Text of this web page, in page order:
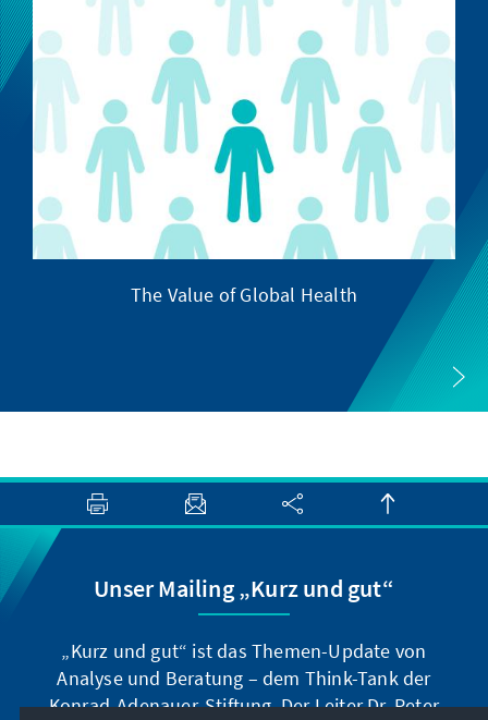
The Value of Global Health
Unser Mailing „Kurz und gut“
„Kurz und gut“ ist das Themen-Update von
Analyse und Beratung – dem Think-Tank der
Konrad-Adenauer-Stiftung. Der Leiter Dr. Peter